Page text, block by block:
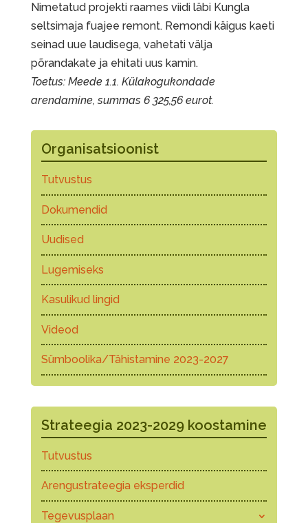
Nimetatud projekti raames viidi läbi Kungla
seltsimaja fuajee remont. Remondi käigus kaeti
seinad uue laudisega, vahetati välja
põrandakate ja ehitati uus kamin.
Toetus: Meede 1.1. Külakogukondade
arendamine, summas 6 325,56 eurot.
Organisatsioonist
Tutvustus
Dokumendid
Uudised
Lugemiseks
Kasulikud lingid
Videod
Sümboolika/Tähistamine 2023-2027
Strateegia 2023-2029 koostamine
Tutvustus
Arengustrateegia eksperdid
Tegevusplaan